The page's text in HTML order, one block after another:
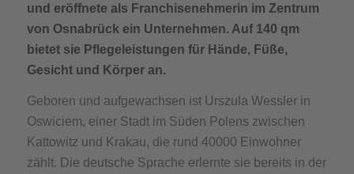
und eröffnete als Franchisenehmerin im Zentrum
von Osnabrück ein Unternehmen. Auf 140 qm
bietet sie Pflegeleistungen für Hände, Füße,
Gesicht und Körper an.
Geboren und aufgewachsen ist Urszula Wessler in
Oswiciem, einer Stadt im Süden Polens zwischen
Kattowitz und Krakau, die rund 40000 Einwohner
zählt. Die deutsche Sprache erlernte sie bereits in der